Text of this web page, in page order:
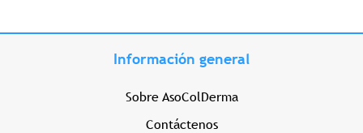
Información general
Sobre AsoColDerma
Contáctenos